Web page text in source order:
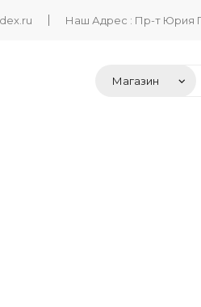
Наш Адрес : Пр-т Юрия